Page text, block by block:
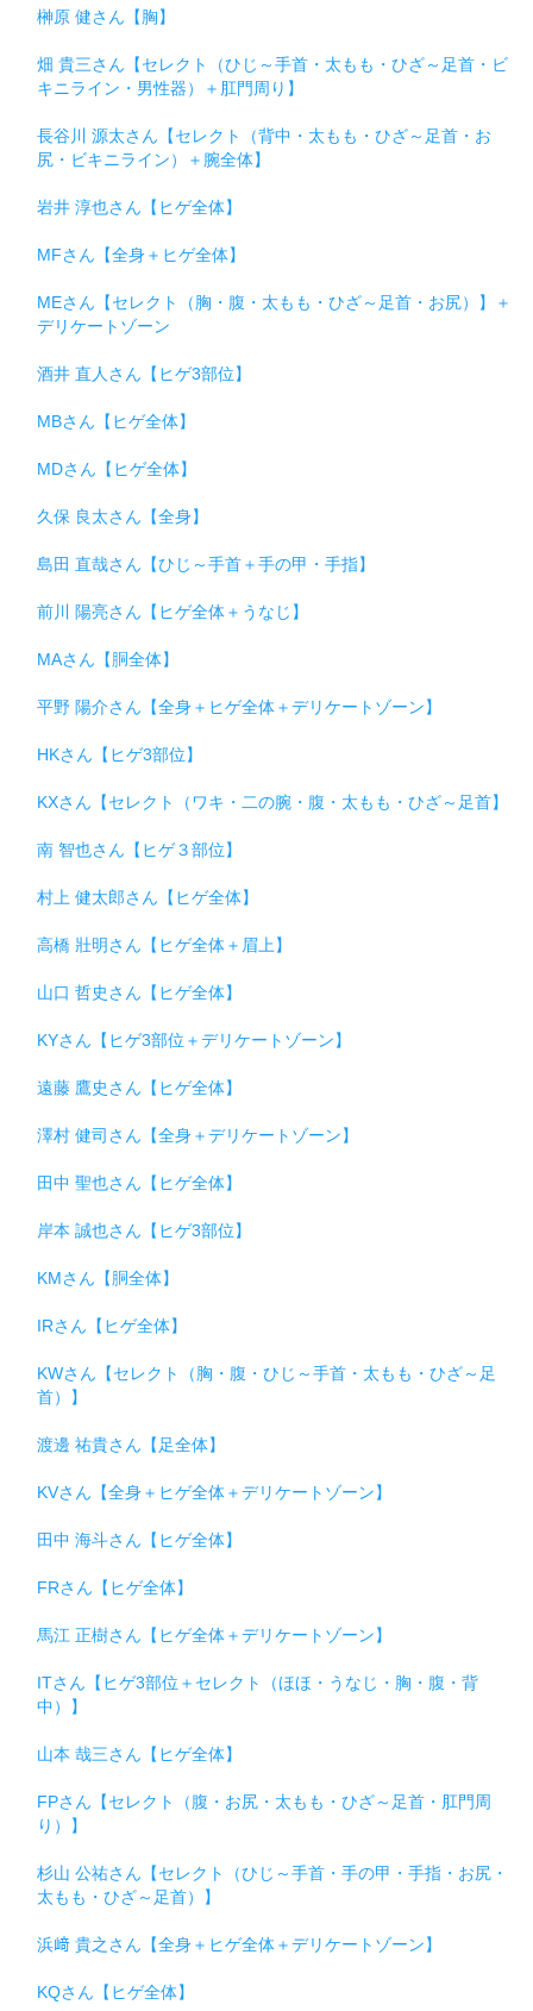
榊原 健さん【胸】
畑 貴三さん【セレクト（ひじ～手首・太もも・ひざ～足首・ビ
キニライン・男性器）＋肛門周り】
長谷川 源太さん【セレクト（背中・太もも・ひざ～足首・お
尻・ビキニライン）＋腕全体】
岩井 淳也さん【ヒゲ全体】
MFさん【全身＋ヒゲ全体】
MEさん【セレクト（胸・腹・太もも・ひざ～足首・お尻）】＋
デリケートゾーン
酒井 直人さん【ヒゲ3部位】
MBさん【ヒゲ全体】
MDさん【ヒゲ全体】
久保 良太さん【全身】
島田 直哉さん【ひじ～手首＋手の甲・手指】
前川 陽亮さん【ヒゲ全体＋うなじ】
MAさん【胴全体】
平野 陽介さん【全身＋ヒゲ全体＋デリケートゾーン】
HKさん【ヒゲ3部位】
KXさん【セレクト（ワキ・二の腕・腹・太もも・ひざ～足首】
南 智也さん【ヒゲ３部位】
村上 健太郎さん【ヒゲ全体】
高橋 壯明さん【ヒゲ全体＋眉上】
山口 哲史さん【ヒゲ全体】
KYさん【ヒゲ3部位＋デリケートゾーン】
遠藤 鷹史さん【ヒゲ全体】
澤村 健司さん【全身＋デリケートゾーン】
田中 聖也さん【ヒゲ全体】
岸本 誠也さん【ヒゲ3部位】
KMさん【胴全体】
IRさん【ヒゲ全体】
KWさん【セレクト（胸・腹・ひじ～手首・太もも・ひざ～足
首）】
渡邊 祐貴さん【足全体】
KVさん【全身＋ヒゲ全体＋デリケートゾーン】
田中 海斗さん【ヒゲ全体】
FRさん【ヒゲ全体】
馬江 正樹さん【ヒゲ全体＋デリケートゾーン】
ITさん【ヒゲ3部位＋セレクト（ほほ・うなじ・胸・腹・背
中）】
山本 哉三さん【ヒゲ全体】
FPさん【セレクト（腹・お尻・太もも・ひざ～足首・肛門周
り）】
杉山 公祐さん【セレクト（ひじ～手首・手の甲・手指・お尻・
太もも・ひざ～足首）】
浜﨑 貴之さん【全身＋ヒゲ全体＋デリケートゾーン】
KQさん【ヒゲ全体】